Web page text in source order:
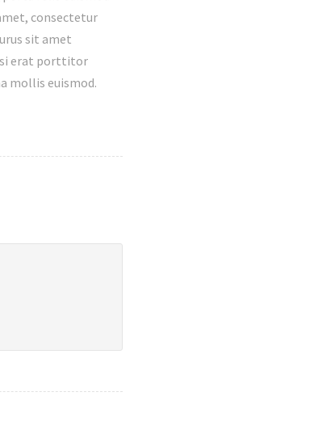
consectetur
sit amet
erat porttitor
mollis euismod.